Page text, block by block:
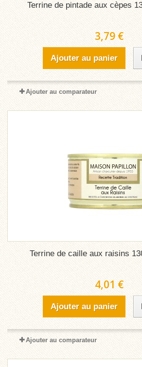
Terrine de pintade aux cèpes
3,79 €
Ajouter au panier
Ajouter au comparateur
Terrine de caille aux raisins
4,01 €
Ajouter au panier
Ajouter au comparateur